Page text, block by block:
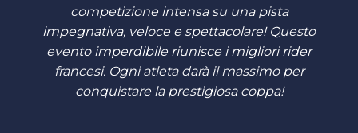
competizione intensa su una pista
impegnativa, veloce e spettacolare! Questo
evento imperdibile riunisce i migliori rider
francesi. Ogni atleta darà il massimo per
conquistare la prestigiosa coppa!